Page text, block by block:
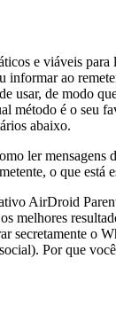
e viáveis para
informar ao
usar, de modo
método é o seu
abaixo.
ler mensagens
o que está
AirDroid
melhores
secretamente o
Por que